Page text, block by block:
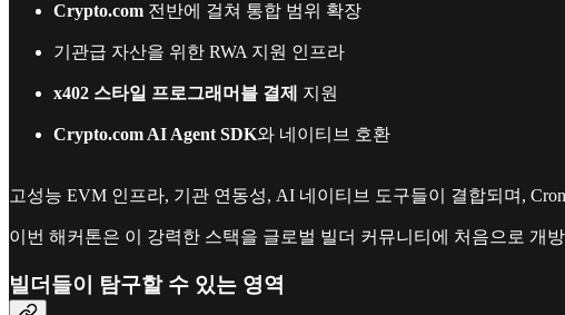
Crypto.com 전반에 걸쳐 통합 범위 확장
기관급 자산을 위한 RWA 지원 인프라
x402 스타일 프로그래머블 결제 지원
Crypto.com AI Agent SDK와 네이티브 호환
고성능 EVM 인프라, 기관 연동성, AI 네이티브 도구들이 결합되며,
이번 해커톤은 이 강력한 스택을 글로벌 빌더 커뮤니티에 처음으로 개
빌더들이 탐구할 수 있는 영역